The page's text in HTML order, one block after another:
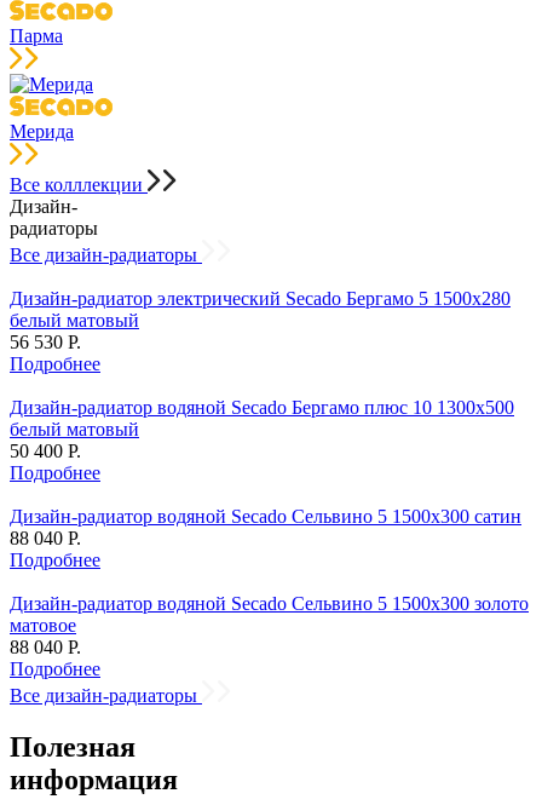
Парма
Мерида
Все колллекции
Дизайн-
радиаторы
Все дизайн-радиаторы
Дизайн-радиатор электрический Secado Бергамо 5 1500x280
белый матовый
56 530 Р.
Подробнее
Дизайн-радиатор водяной Secado Бергамо плюс 10 1300x500
белый матовый
50 400 Р.
Подробнее
Дизайн-радиатор водяной Secado Сельвино 5 1500x300 сатин
88 040 Р.
Подробнее
Дизайн-радиатор водяной Secado Сельвино 5 1500x300 золото
матовое
88 040 Р.
Подробнее
Все дизайн-радиаторы
Полезная
информация